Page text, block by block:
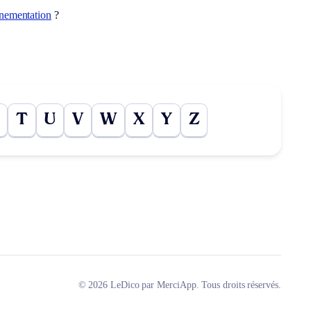
?
T U V W X Y Z
© 2026 LeDico par MerciApp. Tous droits réservés.